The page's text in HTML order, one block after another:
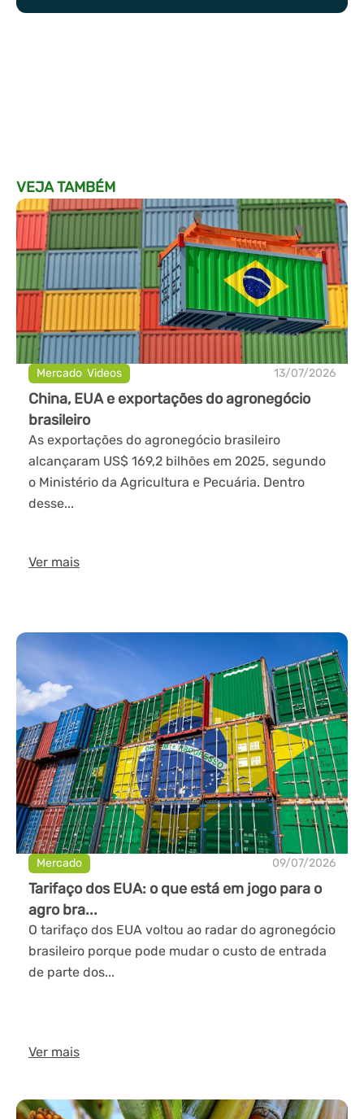
VEJA TAMBÉM
Mercado,Videos 13/07/2026
China, EUA e exportações do agronegócio
brasileiro
As exportações do agronegócio brasileiro
alcançaram US$ 169,2 bilhões em 2025, segundo
o Ministério da Agricultura e Pecuária. Dentro
desse...
Ver mais
Mercado 09/07/2026
Tarifaço dos EUA: o que está em jogo para o
agro bra...
O tarifaço dos EUA voltou ao radar do agronegócio
brasileiro porque pode mudar o custo de entrada
de parte dos...
Ver mais